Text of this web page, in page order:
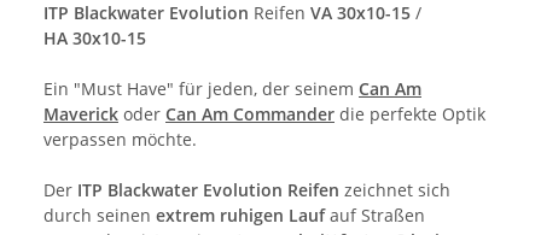
ITP Blackwater Evolution Reifen VA 30x10-15 /
HA 30x10-15
Ein "Must Have" für jeden, der seinem Can Am
Maverick oder Can Am Commander die perfekte Optik
verpassen möchte.
Der ITP Blackwater Evolution Reifen zeichnet sich
durch seinen extrem ruhigen Laufauf Straßen